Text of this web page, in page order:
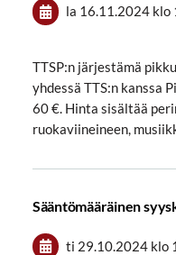
la 16.11.2024 klo
TTSP:n järjestämä
yhdessä TTS:n kanssa
60 €. Hinta sisältää
ruokaviineineen,
Sääntömääräinen
ti 29.10.2024 klo